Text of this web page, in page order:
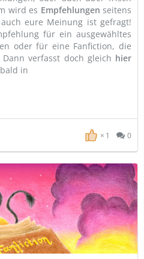
wird es Empfehlungen seitens
eure Meinung ist gefragt!
für ein ausgewähltes
oder für eine Fanfiction, die
verfasst doch gleich hier
in
1 0